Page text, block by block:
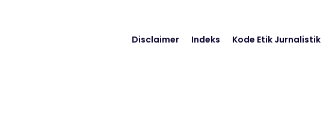
Disclaimer Indeks Kode Etik Jurnalistik